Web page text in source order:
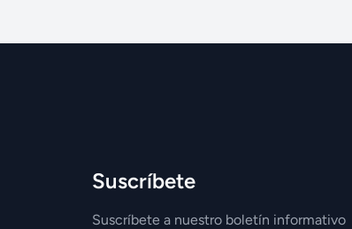
Suscríbete
Suscríbete a nuestro boletín informativo